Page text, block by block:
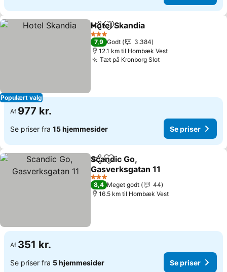
Populært valg
Del Føj til favoritter
Hotel Skandia
3 Stjerner
7,9 Godt
3.384
12.1 km til Hornbæk Vest
Tæt på Kronborg Slot
Af 977 kr.
Se priser fra 15 hjemmesider Se priser
Del Føj til favoritter
Scandic Go,
Gasverksgatan 11
3 Stjerner
8,4 Meget godt
44
16.5 km til Hornbæk Vest
Af 351 kr.
Se priser fra 5 hjemmesider Se priser